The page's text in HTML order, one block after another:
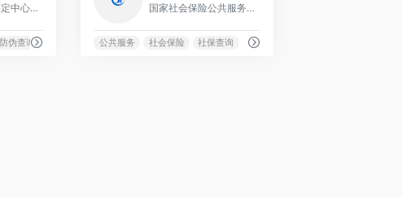
全国商品真伪鉴定中心，提供全面的防伪查询服务，是权威的全国性商品验证机构。
防伪查询
国家社会保险公共服务平台是由人力资源和社会保障部建立的全国统一社会保险服务平台，旨在为参保人员和单位提供全面的社会保险服务。
公共服务 社会保险 社保查询